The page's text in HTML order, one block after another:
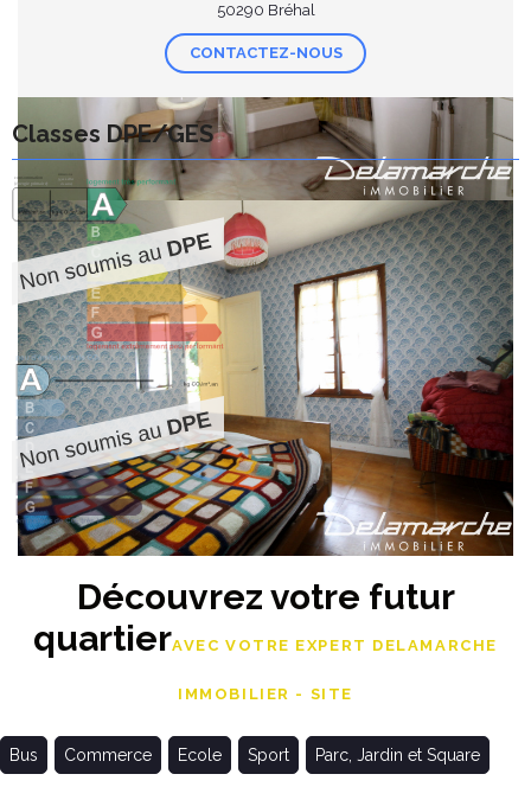
50290 Bréhal
CONTACTEZ-NOUS
Classes DPE/GES
Découvrez votre futur
quartierAVEC VOTRE EXPERT DELAMARCHE
IMMOBILIER - SITE
Bus Commerce Ecole Sport Parc, Jardin et Square